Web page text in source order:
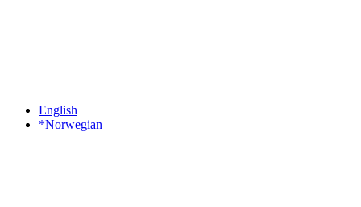
English
*Norwegian